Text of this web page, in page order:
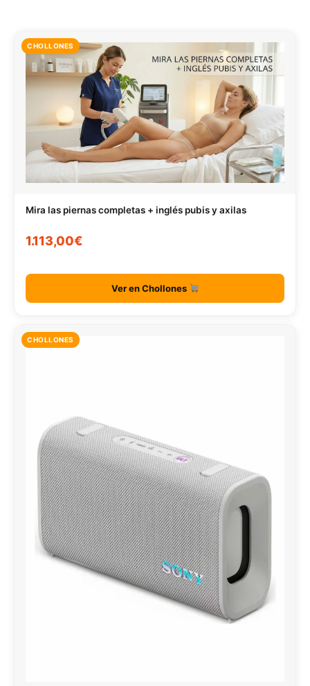
CHOLLONES
Mira las piernas completas + inglés pubis y axilas
1.113,00€
Ver en Chollones
CHOLLONES